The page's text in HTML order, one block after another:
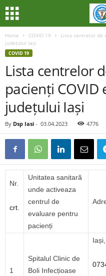
Home COVID 19
Lista centrelor de
județului Iași
COVID 19
Lista centrelor
pacienți
județului Iași
By Dsp Iasi - 03.04.2023 4776
Nr.
crt.
Unitatea sanitară
unde activeaza
centrul de
evaluare pentru
pacienți
1
Spitalul Clinic de
Boli Infecțioase